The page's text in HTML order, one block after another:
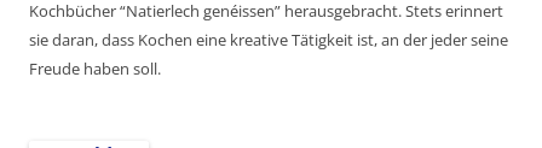
Kochbücher “Natierlech genéissen” herausgebracht. Stets erinnert
sie daran, dass Kochen eine kreative Tätigkeit ist, an der jeder seine
Freude haben soll.